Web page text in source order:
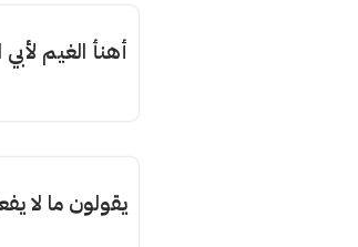
أهنأ الغيم لأبي
يقولون ما لا